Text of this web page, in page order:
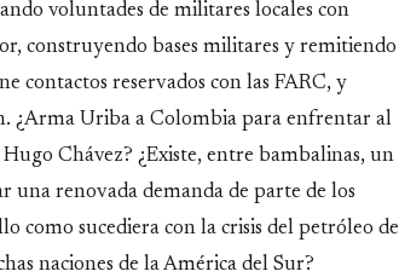
voluntades de militares locales con
construyendo bases militares y remitiendo
contactos reservados con las FARC, y
¿Arma Uriba a Colombia para enfrentar al
Chávez? ¿Existe, entre bambalinas, un
una renovada demanda de parte de los
como sucediera con la crisis del petróleo de
naciones de la América del Sur?